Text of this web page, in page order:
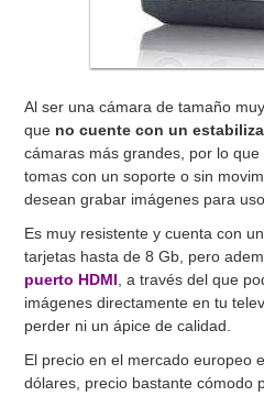
Al ser una cámara de tamaño
que no cuente con un
cámaras más grandes, por lo
tomas con un soporte o sin
desean grabar imágenes para
Es muy resistente y cuenta con
tarjetas hasta de 8 Gb, pero
puerto HDMI , a través del que
imágenes directamente en tu
perder ni un ápice de calidad.
El precio en el mercado europeo
dólares, precio bastante cómodo